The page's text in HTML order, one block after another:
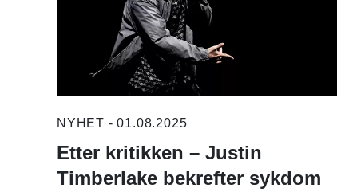
NYHET - 01.08.2025
Etter kritikken – Justin
Timberlake bekrefter sykdom